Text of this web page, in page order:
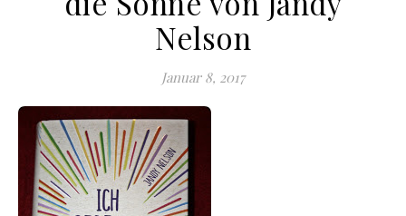
Nelson
Januar 8, 2017